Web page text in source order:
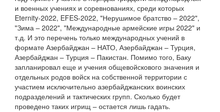
и военных учениях и соревнованиях, среди которых
Eternity-2022, EFES-2022, "Нерушимое братство – 2022",
"Зима – 2022", "Международные армейские игры 2022" и
т.д. И это перечень только международных учений в
формате Азербайджан – НАТО, Азербайджан – Турция,
Азербайджан – Турция – Пакистан. Помимо того, Баку
запланировал еще и учения общевойскового значения и
отдельных родов войск на собственной территории с
участием исключительно азербайджанских воинских
подразделений и тактических групп. Сколько будет
проведено таких игрищ – остается лишь гадать.